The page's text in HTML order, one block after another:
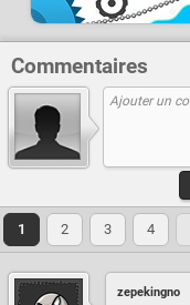
Commentaires
1 2 3 4
zepekingno